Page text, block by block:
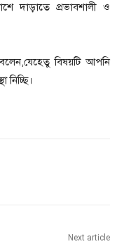
দাড়াতে প্রভাবশালী ও
বলেন,যেহেতু বিষয়টি আপনি
Next article